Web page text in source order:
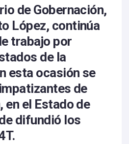
de Gobernación,
López, continúa
trabajo por
de la
esta ocasión se
de
en el Estado de
difundió los